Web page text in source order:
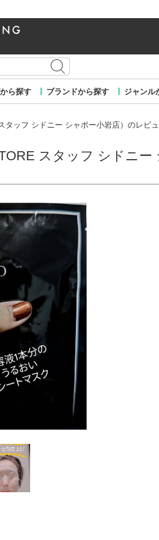
ら探す ブランドから探す ジャンル
タッフ シドニー シャポー小岩店）のレビ
スタッフ シドニ